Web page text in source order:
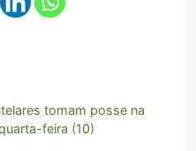
tomam posse na
feira (10)